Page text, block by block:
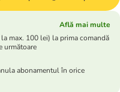
Află mai multe
max. 100 lei) la prima comandă
următoare
abonamentul în orice